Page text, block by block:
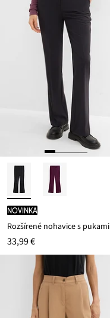
novinka
Rozšírené nohavice s pukami
33,99 €